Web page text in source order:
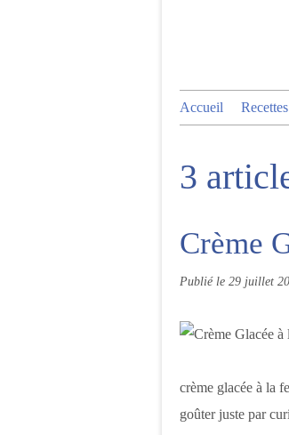
Accueil
3
Crème
Publié le 29 juillet
crème glacée à la
goûter juste par